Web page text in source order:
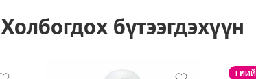
Холбогдох бүтээгдэхүүн